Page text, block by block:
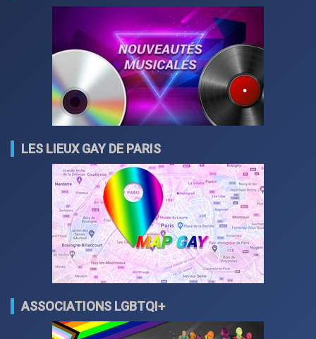
LES LIEUX GAY DE PARIS
ASSOCIATIONS LGBTQI+